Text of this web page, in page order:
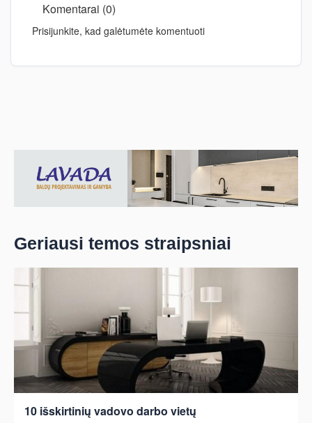
Komentarai (0)
Prisijunkite, kad galėtumėte komentuoti
Geriausi temos straipsniai
10 išskirtinių vadovo darbo vietų